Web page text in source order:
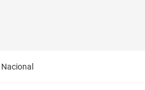
Nacional